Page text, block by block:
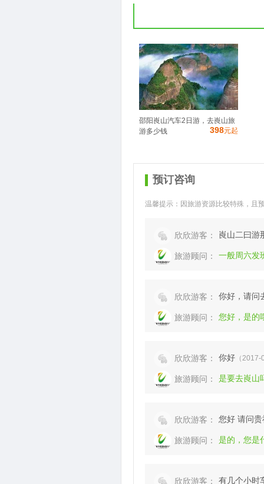
邵阳崀山汽车2日游，去崀山旅
游多少钱
398元起
预订咨询
温馨提示：因旅游资源比较特殊，且
欣欣游客： 崀山二曰游
旅游顾问： 一般周六发
欣欣游客： 你好，请问
旅游顾问： 您好，是的
欣欣游客： 你好 （
旅游顾问： 是要去崀山
欣欣游客： 您好 请问
旅游顾问： 是的，您是
欣欣游客： 有几个小时